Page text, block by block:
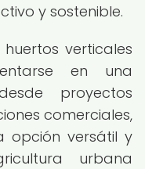
y sostenible.
verticales
en una
proyectos
comerciales,
opción versátil y
urbana